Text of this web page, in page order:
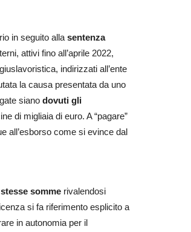
in seguito alla sentenza
attivi fino all’aprile 2022,
indirizzati all’ente
la causa presentata da uno
siano dovuti gli
di migliaia di euro. A “pagare”
all’esborso come si evince dal
somme rivalendosi
si fa riferimento esplicito a
in autonomia per il